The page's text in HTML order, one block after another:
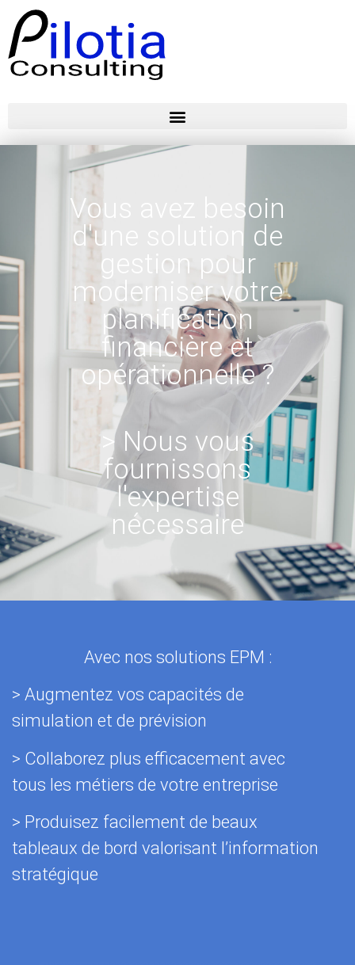
Vous avez besoin
d'une solution de
gestion pour
moderniser votre
planification
financière et
opérationnelle ?
> Nous vous
fournissons
l'expertise
nécessaire
Avec nos solutions EPM :
> Augmentez vos capacités de
simulation et de prévision
> Collaborez plus efficacement avec
tous les métiers de votre entreprise
> Produisez facilement de beaux
tableaux de bord valorisant l’information
stratégique